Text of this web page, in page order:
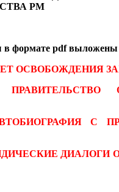
РМ
в формате pdf
ОСВОБОЖДЕНИЯ
-ПРАВИТЕЛЬСТВО
С
ДИАЛОГИ